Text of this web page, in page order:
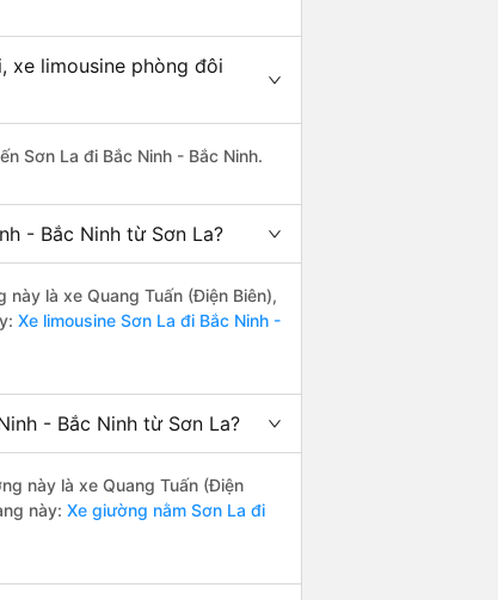
xe limousine phòng đôi
Sơn La đi Bắc Ninh - Bắc Ninh.
- Bắc Ninh từ Sơn La?
là xe Quang Tuấn (Điện Biên),
Xe limousine Sơn La đi Bắc Ninh -
- Bắc Ninh từ Sơn La?
này là xe Quang Tuấn (Điện
này: Xe giường nằm Sơn La đi